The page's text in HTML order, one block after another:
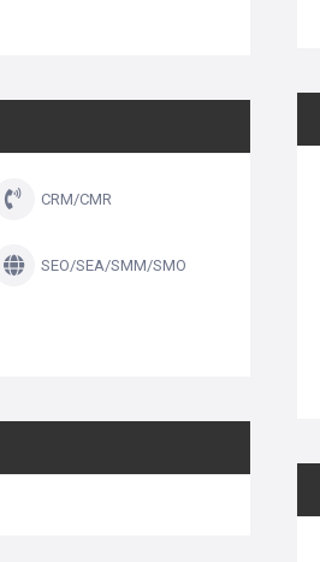
CRM/CMR
SEO/SEA/SMM/SMO